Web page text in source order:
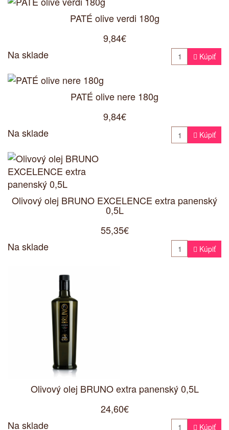
PATÉ olive verdi 180g
9,84€
Na sklade
 Kúpiť
PATÉ olive nere 180g
9,84€
Na sklade
 Kúpiť
Olivový olej BRUNO EXCELENCE extra panenský
0,5L
55,35€
Na sklade
 Kúpiť
Olivový olej BRUNO extra panenský 0,5L
24,60€
Na sklade
 Kúpiť